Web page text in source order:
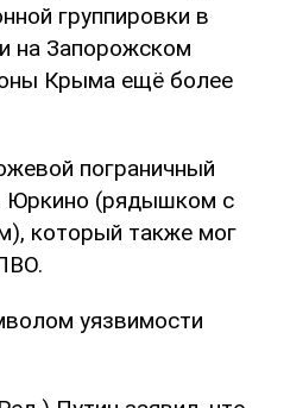
группировки в
на Запорожском
Крыма ещё более
пограничный
Юркино (рядышком с
который также мог
уязвимости